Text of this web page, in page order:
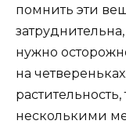
помнить эти
нужно
на
несколькими